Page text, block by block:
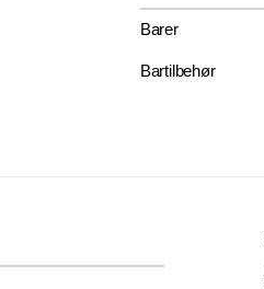
Barer
Bartilbehør